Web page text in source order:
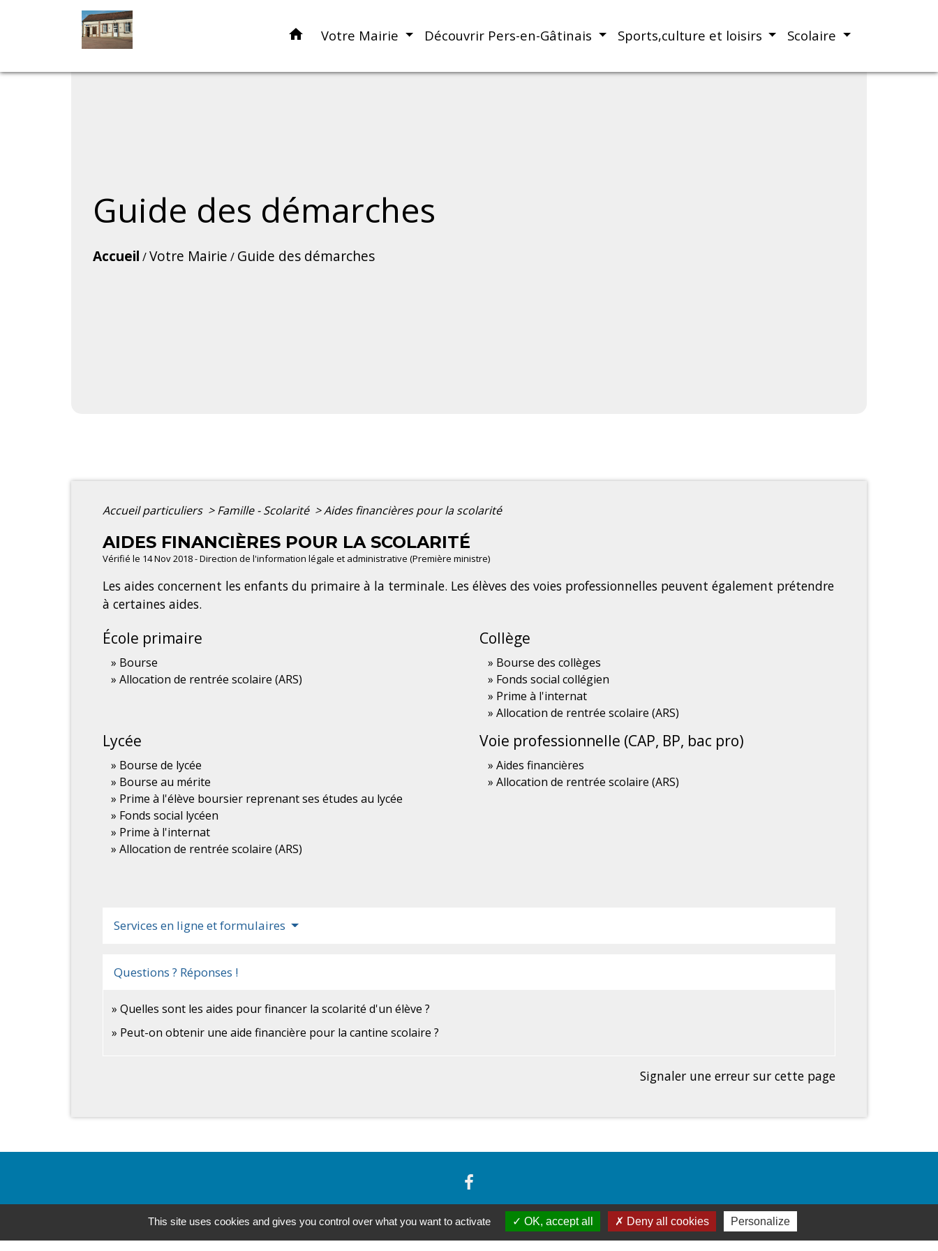
home Votre Mairie Découvrir Pers-en-Gâtinais Sports,culture et loisirs Scolaire
Guide des démarches
Accueil /Votre Mairie / Guide des démarches
Accueil particuliers > Famille - Scolarité >Aides financières pour la scolarité
AIDES FINANCIÈRES POUR LA SCOLARITÉ
Vérifié le 14 Nov 2018 - Direction de l'information légale et administrative (Première ministre)
Les aides concernent les enfants du primaire à la terminale. Les élèves des voies professionnelles peuvent également prétendre
à certaines aides.
École primaire
Bourse
Allocation de rentrée scolaire (ARS)
Collège
Bourse des collèges
Fonds social collégien
Prime à l'internat
Allocation de rentrée scolaire (ARS)
Lycée
Bourse de lycée
Bourse au mérite
Prime à l'élève boursier reprenant ses études au lycée
Fonds social lycéen
Prime à l'internat
Allocation de rentrée scolaire (ARS)
Voie professionnelle (CAP, BP, bac pro)
Aides financières
Allocation de rentrée scolaire (ARS)
Services en ligne et formulaires
Questions ? Réponses !
Quelles sont les aides pour financer la scolarité d'un élève ?
Peut-on obtenir une aide financière pour la cantine scolaire ?
Signaler une erreur sur cette page
Contacts
This site uses cookies and gives you control over what you want to activate OK, accept all Deny all cookies Personalize